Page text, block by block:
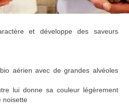
et développe des saveurs
aérien avec de grandes alvéoles
lui donne sa couleur légèrement
noisette